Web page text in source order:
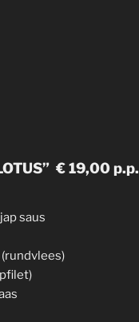
€ 19,00 p.p.
saus